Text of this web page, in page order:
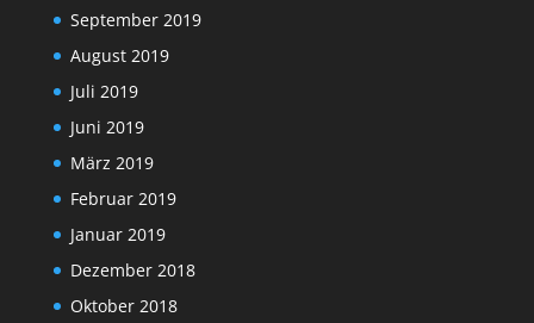
September 2019
August 2019
Juli 2019
Juni 2019
März 2019
Februar 2019
Januar 2019
Dezember 2018
Oktober 2018